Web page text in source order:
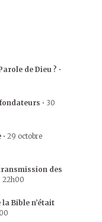
de Dieu ? •
• 30
• 29 octobre
des
22h00
Bible n’était